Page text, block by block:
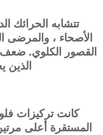
تتشابه الحرائك
الأصحاء ، والمرضى
القصور الكلوي.
الذين
كانت تركيزات
المستقرة أعلى